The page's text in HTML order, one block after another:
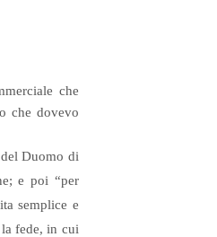
che
che dovevo
Duomo di
e poi “per
semplice e
la fede, in cui